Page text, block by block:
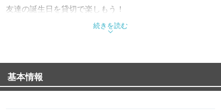
友達の誕生日を貸切で楽しもう！
女子会専用コースもあります
3,900円 2時間飲み放題
ハワイアンティップス
続きを読む
基本情報